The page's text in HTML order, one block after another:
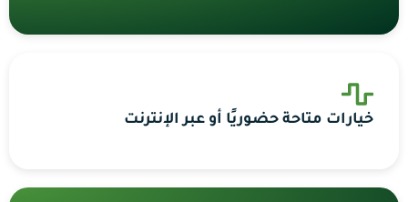
خيارات متاحة حضوريًا أو عبر الإنترنت